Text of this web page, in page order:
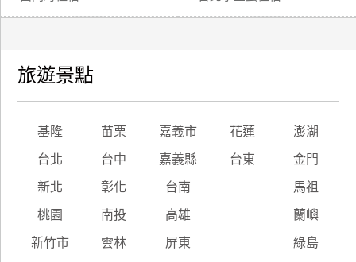
旅遊景點
基隆 苗栗 嘉義市 花蓮 澎湖
台北 台中 嘉義縣 台東 金門
新北 彰化 台南 馬祖
桃園 南投 高雄 蘭嶼
新竹市 雲林 屏東 綠島